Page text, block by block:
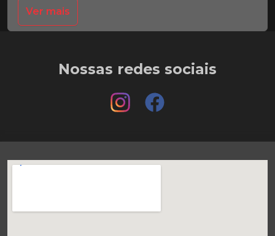
Ver mais
Nossas redes sociais